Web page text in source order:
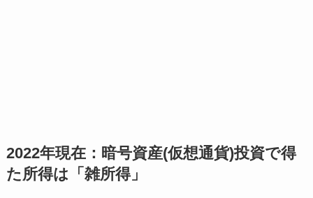
2022年現在：暗号資産(仮想通貨)投資で得
た所得は「雑所得」